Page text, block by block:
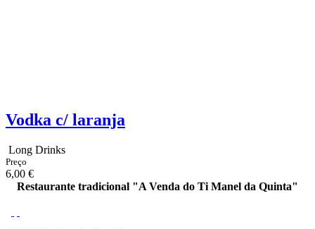
Vodka c/ laranja
Long Drinks
Preço
6,00 €
Restaurante tradicional "A Venda do Ti Manel da Quinta"